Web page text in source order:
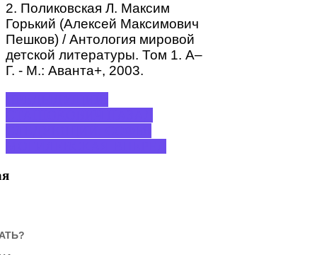
2. Поликовская Л. Максим
Горький (Алексей Максимович
Пешков) / Антология мировой
детской литературы. Том 1. А–
Г. - М.: Аванта+, 2003.